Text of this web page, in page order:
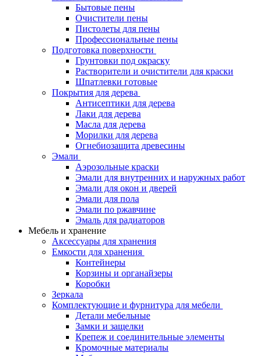
Бытовые пены
Очистители пены
Пистолеты для пены
Профессиональные пены
Подготовка поверхности
Грунтовки под окраску
Растворители и очистители для краски
Шпатлевки готовые
Покрытия для дерева
Антисептики для дерева
Лаки для дерева
Масла для дерева
Морилки для дерева
Огнебиозащита древесины
Эмали
Аэрозольные краски
Эмали для внутренних и наружных работ
Эмали для окон и дверей
Эмали для пола
Эмали по ржавчине
Эмаль для радиаторов
Мебель и хранение
Аксессуары для хранения
Емкости для хранения
Контейнеры
Корзины и органайзеры
Коробки
Зеркала
Комплектующие и фурнитура для мебели
Детали мебельные
Замки и защелки
Крепеж и соединительные элементы
Кромочные материалы